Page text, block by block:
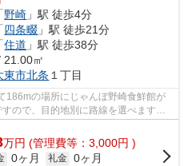
「野崎 」駅 徒歩4分
「四条畷 」駅 徒歩21分
「住道 」駅 徒歩38分
21.00㎡
東市北条 １丁目
186mの場所にじゃんぼ野崎食鮮館が
ので、目的地別に路線を選べます
の持ち...
万円 (管理費等：3,000円 )
0ヶ月 礼金 0ヶ月